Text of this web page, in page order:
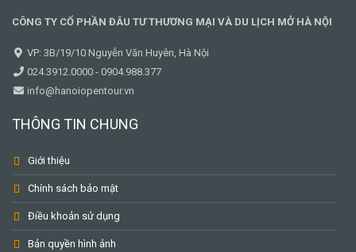
CÔNG TY CỔ PHẦN ĐÂU TƯ THƯƠNG MẠI VÀ DU LỊCH MỞ HÀ NỘI
VP: 3B/19/10 Nguyễn Văn Huyên, Hà Nội
024.3912.0000 - 0904.988.377
info@hanoiopentour.vn
THÔNG TIN CHUNG
Giới thiệu
Chính sách bảo mật
Điều khoản sử dụng
Bản quyền hình ảnh